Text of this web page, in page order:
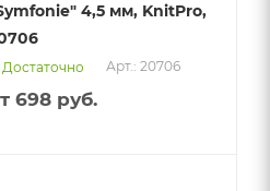
4,5 мм, KnitPro,
Достаточно Арт.: 20706
698 руб.